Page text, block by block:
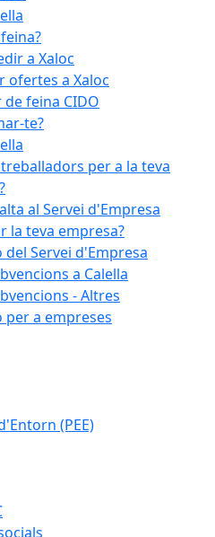
a Xaloc
ofertes a Xaloc
de feina CIDO
te?
per a la teva
al Servei d'Empresa
la teva empresa?
del Servei d'Empresa
a Calella
- Altres
per a empreses
(PEE)